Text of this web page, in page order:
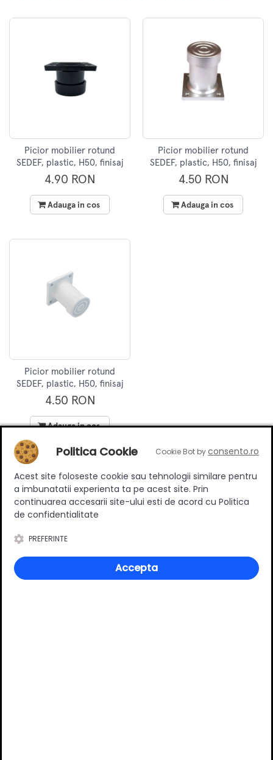
Picior mobilier rotund
SEDEF, plastic, H50, finisaj
negru
4.90 RON
Adauga in cos
Picior mobilier rotund
SEDEF, plastic, H50, finisaj
aluminiu
4.50 RON
Adauga in cos
Picior mobilier rotund
SEDEF, plastic, H50, finisaj
alb
4.50 RON
Adauga in cos
Specificatii
Politica Cookie Cookie Bot byconsento.ro
Acest site foloseste cookie sau tehnologii similare pentru
a imbunatatii experienta ta pe acest site. Prin
continuarea accesarii site-ului esti de acord cu Politica
de confidentialitate
PREFERINTE
Accepta